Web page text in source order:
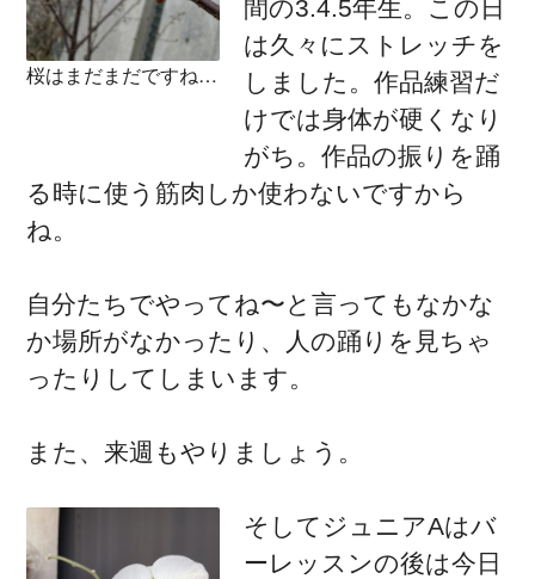
桜はまだまだですね…
間の3.4.5年生。この日
は久々にストレッチを
しました。作品練習だ
けでは身体が硬くなり
がち。作品の振りを踊
る時に使う筋肉しか使わないですから
ね。
自分たちでやってね〜と言ってもなかな
か場所がなかったり、人の踊りを見ちゃ
ったりしてしまいます。
また、来週もやりましょう。
そしてジュニアAはバ
ーレッスンの後は今日